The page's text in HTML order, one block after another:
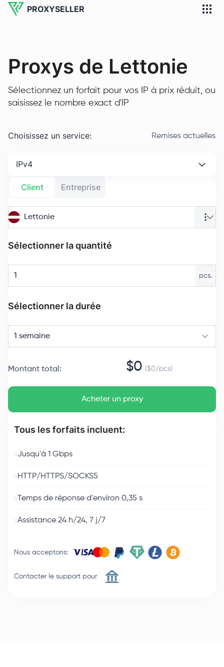
PROXYSELLER
Proxys de Lettonie
Sélectionnez un forfait pour vos IP à prix réduit, ou
saisissez le nombre exact d'IP
Choisissez un service: Remises actuelles
IPv4
Client Entreprise
Lettonie
Sélectionner la quantité
pcs.
Sélectionner la durée
1 semaine
Montant total : $0 ($0/pcs)
Acheter un proxy
Tous les forfaits incluent:
Jusqu'à 1 Gbps
HTTP/HTTPS/SOCKS5
Temps de réponse d'environ 0,35 s
Assistance 24 h/24, 7 j/7
Nous acceptons:
Contacter le support pour